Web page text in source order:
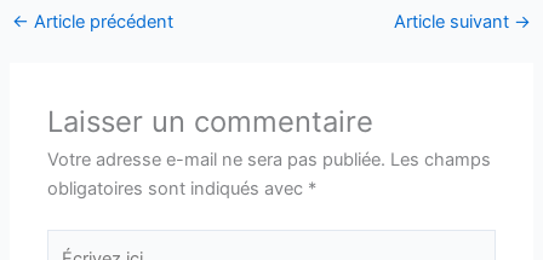
← Article précédent Article suivant →
Laisser un commentaire
Votre adresse e-mail ne sera pas publiée. Les champs
obligatoires sont indiqués avec *
Écrivez